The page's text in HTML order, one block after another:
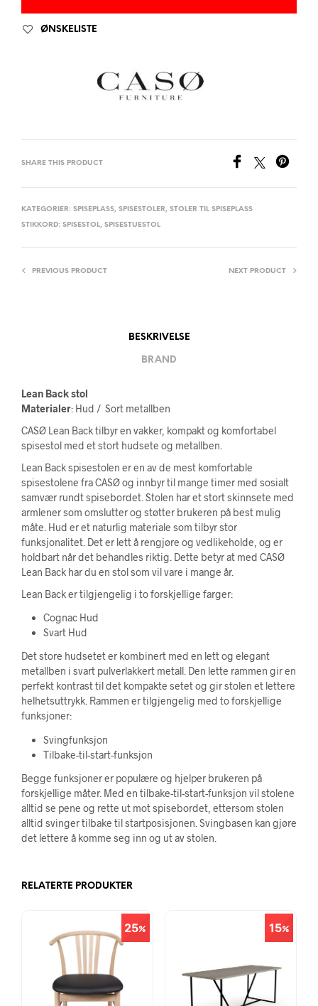
ØNSKELISTE
SHARE THIS PRODUCT
KATEGORIER: SPISEPLASS, SPISESTOLER, STOLER TIL SPISEPLASS
STIKKORD: SPISESTOL, SPISESTUESTOL
PREVIOUS PRODUCT NEXT PRODUCT
BESKRIVELSE
BRAND
Lean Back stol
Materialer: Hud / Sort metallben
CASØ Lean Back tilbyr en vakker, kompakt og komfortabel
spisestol med et stort hudsete og metallben.
Lean Back spisestolen er en av de mest komfortable
spisestolene fra CASØ og innbyr til mange timer med sosialt
samvær rundt spisebordet. Stolen har et stort skinnsete med
armlener som omslutter og støtter brukeren på best mulig
måte. Hud er et naturlig materiale som tilbyr stor
funksjonalitet. Det er lett å rengjøre og vedlikeholde, og er
holdbart når det behandles riktig. Dette betyr at med CASØ
Lean Back har du en stol som vil vare i mange år.
Lean Back er tilgjengelig i to forskjellige farger:
Cognac Hud
Svart Hud
Det store hudsetet er kombinert med en lett og elegant
metallben i svart pulverlakkert metall. Den lette rammen gir en
perfekt kontrast til det kompakte setet og gir stolen et lettere
helhetsuttrykk. Rammen er tilgjengelig med to forskjellige
funksjoner:
Svingfunksjon
Tilbake-til-start-funksjon
Begge funksjoner er populære og hjelper brukeren på
forskjellige måter. Med en tilbake-til-start-funksjon vil stolene
alltid se pene og rette ut mot spisebordet, ettersom stolen
alltid svinger tilbake til startposisjonen. Svingbasen kan gjøre
det lettere å komme seg inn og ut av stolen.
RELATERTE PRODUKTER
25 15